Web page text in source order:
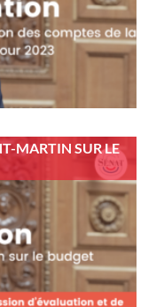
MARTIN SUR LE